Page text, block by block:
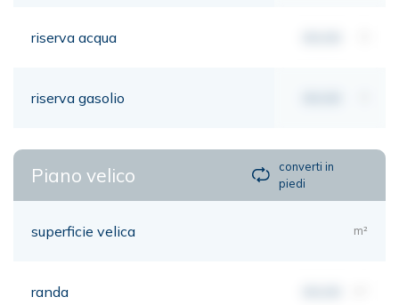
riserva acqua
riserva gasolio
Piano velico
converti in
piedi
superficie velica m²
randa